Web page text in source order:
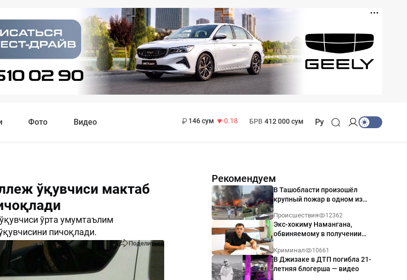
Фото Видео
146 сум
-0.18
БРВ 412 000 сум Ру
ўқувчиси мактаб
ўрта умумтаълим
пичоқлади.
Поделиться
Рекомендуем
В Ташобласти произошёл
крупный пожар в одном из
Происшествия 12362
Экс-хокиму Намангана,
обвиняемому в получении
приговор
Криминал 10661
В Джизаке в ДТП погибла 21-
летняя блогерша — видео